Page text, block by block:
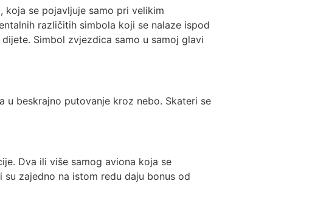
koja se pojavljuje samo pri velikim
različitih simbola koji se nalaze ispod
Simbol zvjezdica samo u samoj glavi
u beskrajno putovanje kroz nebo. Skateri se
Dva ili više samog aviona koja se
zajedno na istom redu daju bonus od